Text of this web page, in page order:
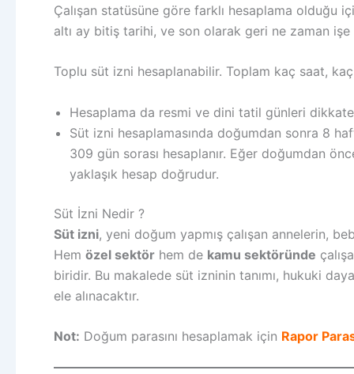
Çalışan statüsüne göre farklı hesaplama
altı ay bitiş tarihi, ve son olarak geri ne zaman işe
Toplu süt izni hesaplanabilir. Toplam kaç saat,
Hesaplama da resmi ve dini tatil günleri dikkate
Süt izni hesaplamasında doğumdan sonra 8
309 gün sorası hesaplanır. Eğer doğumdan
yaklaşık hesap doğrudur.
Süt İzni Nedir ?
Süt izni, yeni doğum yapmış çalışan annelerin,
Hem özel sektör hem de kamu sektöründe
biridir. Bu makalede süt izninin tanımı, hukuki
ele alınacaktır.
Not: Doğum parasını hesaplamak için Rapor